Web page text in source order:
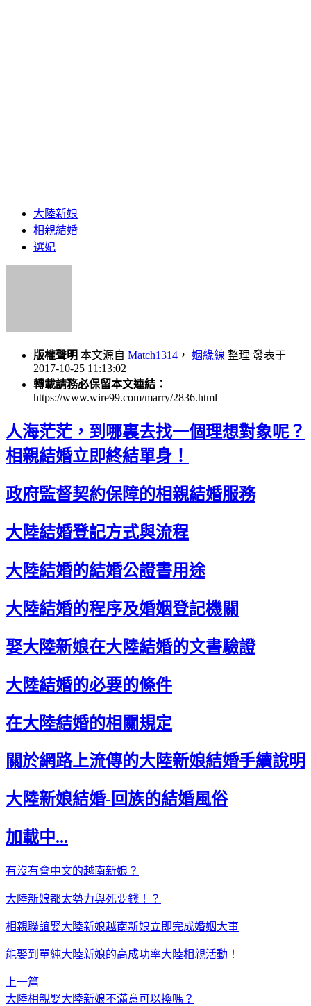
大陸新娘
相親結婚
選妃
版權聲明 本文源自 Match1314 ， 姻緣線 整理 發表于
2017-10-25 11:13:02
轉載請務必保留本文連結：
https://www.wire99.com/marry/2836.html
人海茫茫，到哪裏去找一個理想對象呢？
相親結婚立即終結單身！
政府監督契約保障的相親結婚服務
大陸結婚登記方式與流程
大陸結婚的結婚公證書用途
大陸結婚的程序及婚姻登記機關
娶大陸新娘在大陸結婚的文書驗證
大陸結婚的必要的條件
在大陸結婚的相關規定
關於網路上流傳的大陸新娘結婚手續說明
大陸新娘結婚-回族的結婚風俗
加載中...
有沒有會中文的越南新娘？
大陸新娘都太勢力與死要錢！？
相親聯誼娶大陸新娘越南新娘立即完成婚姻大事
能娶到單純大陸新娘的高成功率大陸相親活動！
上一篇
大陸相親娶大陸新娘不滿意可以換嗎？